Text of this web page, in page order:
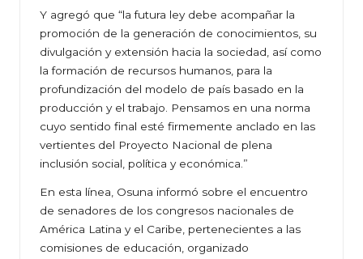
Y agregó que “la futura ley debe acompañar la
promoción de la generación de conocimientos, su
divulgación y extensión hacia la sociedad, así como
la formación de recursos humanos, para la
profundización del modelo de país basado en la
producción y el trabajo. Pensamos en una norma
cuyo sentido final esté firmemente anclado en las
vertientes del Proyecto Nacional de plena
inclusión social, política y económica.”
En esta línea, Osuna informó sobre el encuentro
de senadores de los congresos nacionales de
América Latina y el Caribe, pertenecientes a las
comisiones de educación, organizado